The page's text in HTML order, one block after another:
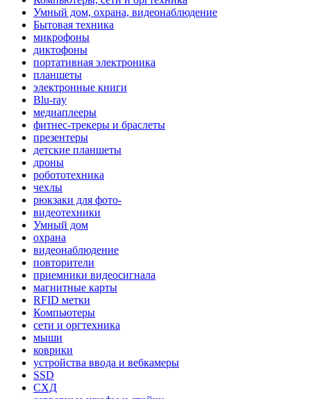
Умный дом, охрана, видеонаблюдение
Бытовая техника
микрофоны
диктофоны
портативная электроника
планшеты
электронные книги
Blu-ray
медиаплееры
фитнес-трекеры и браслеты
презентеры
детские планшеты
дроны
робототехника
чехлы
рюкзаки для фото-
видеотехники
Умный дом
охрана
видеонаблюдение
повторители
приемники видеосигнала
магнитные карты
RFID метки
Компьютеры
сети и оргтехника
мыши
коврики
устройства ввода и вебкамеры
SSD
СХД